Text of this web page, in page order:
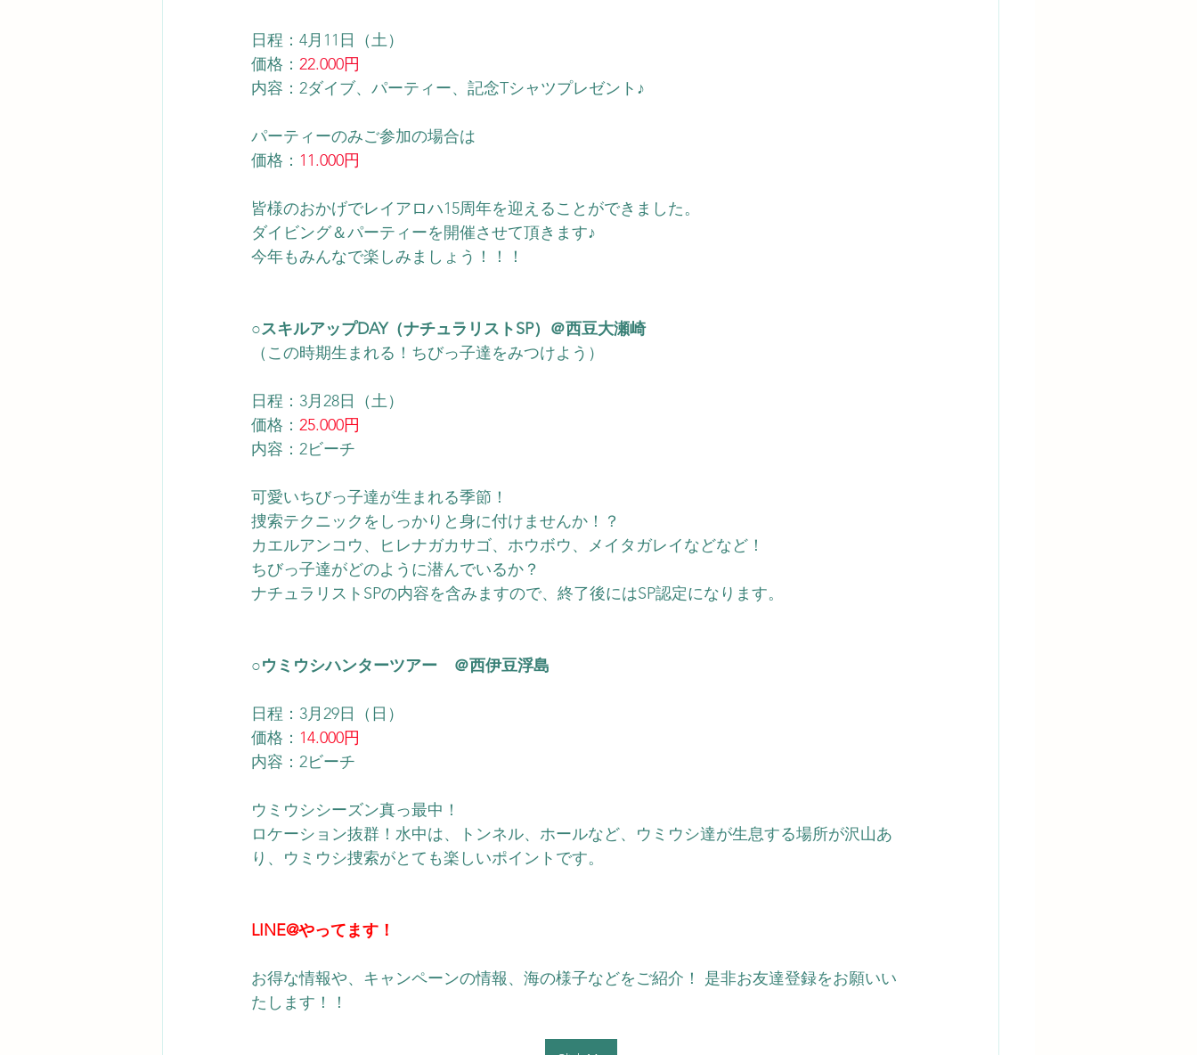
日程：4月11日（土）
価格： 22.000円
内容：2ダイブ、パーティー、記念Tシャツプレゼント♪
パーティーのみご参加の場合は
価格： 11.000円
皆様のおかげでレイアロハ15周年を迎えることができました。
ダイビング＆パーティーを開催させて頂きます♪
今年もみんなで楽しみましょう！！！
○スキルアップDAY（ナチュラリストSP）＠西豆大瀬崎
（この時期生まれる！ちびっ子達をみつけよう）
日程：3月28日（土）
価格： 25.000円
内容：2ビーチ
可愛いちびっ子達が生まれる季節！
捜索テクニックをしっかりと身に付けませんか！？
カエルアンコウ、ヒレナガカサゴ、ホウボウ、メイタガレイなどなど！
ちびっ子達がどのように潜んでいるか？
​ナチュラリストSPの内容を含みますので、終了後にはSP認定になります。
○ウミウシハンターツアー　＠西伊豆浮島
日程：3月29日（日）
価格： 14.000円
内容：2ビーチ
ウミウシシーズン真っ最中！
ロケーション抜群！水中は、トンネル、ホールなど、ウミウシ達が生息する場所が沢山あ
り、ウミウシ捜索がとても楽しいポイントです。
LINE@やってます！
お得な情報や、キャンペーンの情報、海の様子などをご紹介！ 是非お友達登録をお願いい
たします！！